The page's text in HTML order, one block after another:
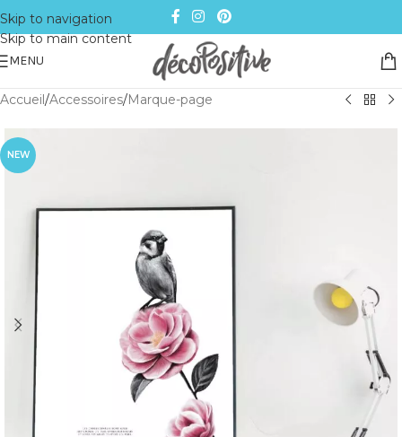
Skip to navigation
Skip to main content
MENU
Accueil/Accessoires/Marque-page
NEW